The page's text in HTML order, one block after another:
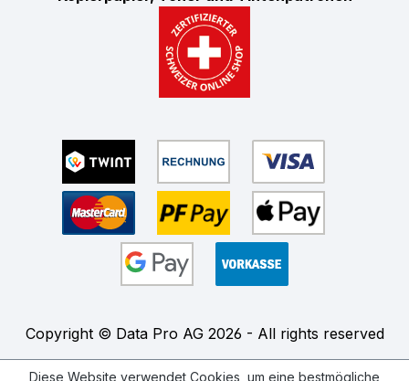
Copyright © Data Pro AG 2026 - All rights reserved
Diese Website verwendet Cookies, um eine bestmögliche